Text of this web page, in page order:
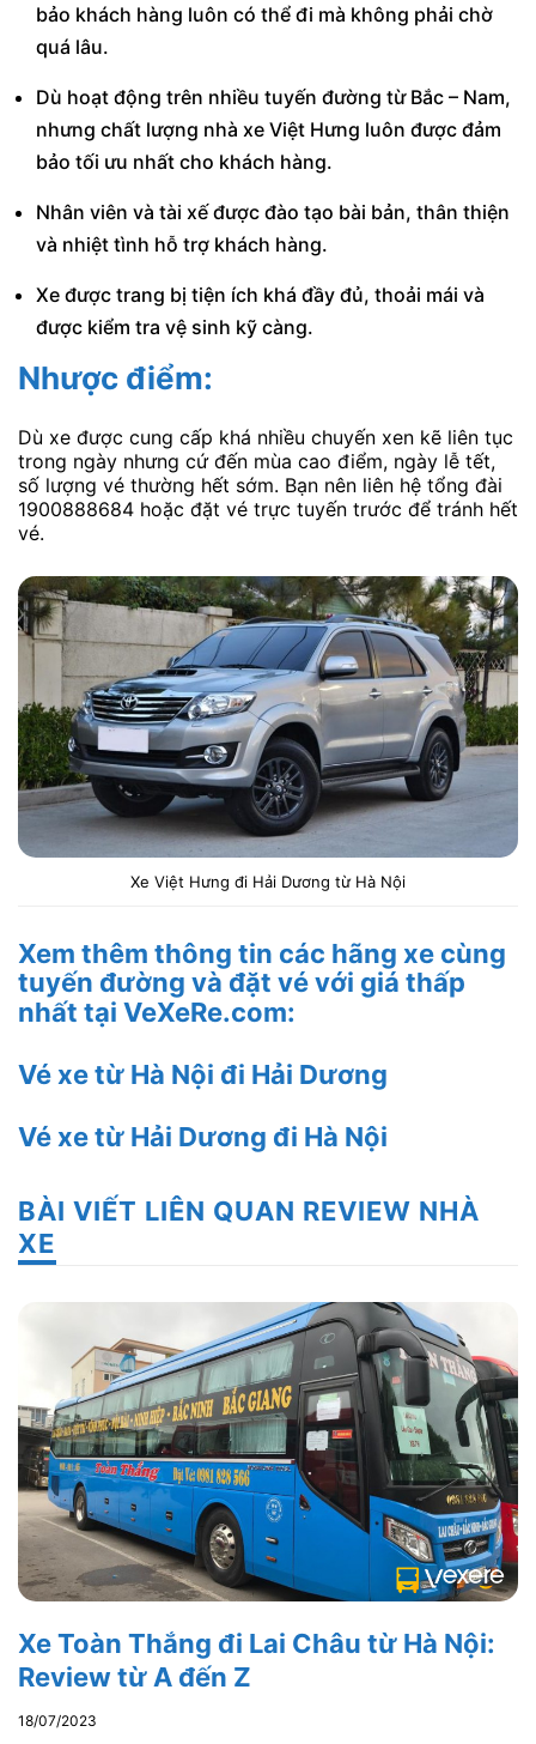
bảo khách hàng luôn có thể đi mà không phải chờ
quá lâu.
Dù hoạt động trên nhiều tuyến đường từ Bắc – Nam,
nhưng chất lượng nhà xe Việt Hưng luôn được đảm
bảo tối ưu nhất cho khách hàng.
Nhân viên và tài xế được đào tạo bài bản, thân thiện
và nhiệt tình hỗ trợ khách hàng.
Xe được trang bị tiện ích khá đầy đủ, thoải mái và
được kiểm tra vệ sinh kỹ càng.
Nhược điểm:
Dù xe được cung cấp khá nhiều chuyến xen kẽ liên tục
trong ngày nhưng cứ đến mùa cao điểm, ngày lễ tết,
số lượng vé thường hết sớm. Bạn nên liên hệ tổng đài
1900888684 hoặc đặt vé trực tuyến trước để tránh hết
vé.
Xe Việt Hưng đi Hải Dương từ Hà Nội
Xem thêm thông tin các hãng xe cùng
tuyến đường và đặt vé với giá thấp
nhất tại VeXeRe.com:
Vé xe từ Hà Nội đi Hải Dương
Vé xe từ Hải Dương đi Hà Nội
BÀI VIẾT LIÊN QUAN REVIEW NHÀ
XE
Xe Toàn Thắng đi Lai Châu từ Hà Nội:
Review từ A đến Z
18/07/2023